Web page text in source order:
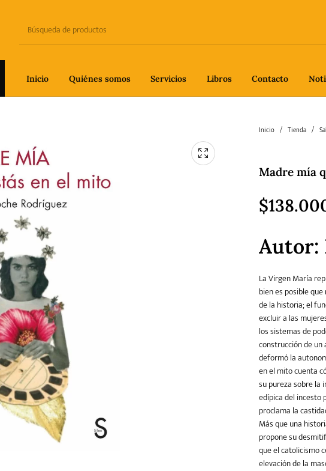
Inicio Quiénes somos Servicios Libros Contacto
Pedagogía
Young Adult
Inicio / Tienda /
Madre mía
$
Autor:
La Virgen María
bien es posible
de la historia; el
excluir a las
los sistemas de
construcción de
deformó la
en el mito cuenta
su pureza sobre la
edípica del incesto
proclama la
Más que una
propone su
que el catolicismo
elevación de la